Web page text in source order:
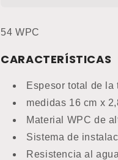
por
54 WPC
CARACTERÍSTICAS
Espesor total de la
medidas 16 cm x
Material WPC de
Sistema de
Resistencia al